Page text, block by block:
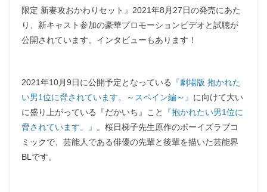
限定 新妻攻おかわりセット』2021年8月27日の発売にあた
り、新キャスト参加の豪華プロモーションビデオと試聴が
公開されています。インタビューもあります！
2021年10月9日に公開予定となっている
『劇場版 抱かれた
い男1位に脅されています。～スペイン編～』 に向けて大い
に盛り上がっている『だかいち』こと
『抱かれたい男1位に
脅されています。』
。桜日梯子先生原作のボーイズラブコ
ミックで、芸能人である俳優の先輩と後輩を描いた芸能界
BLです。